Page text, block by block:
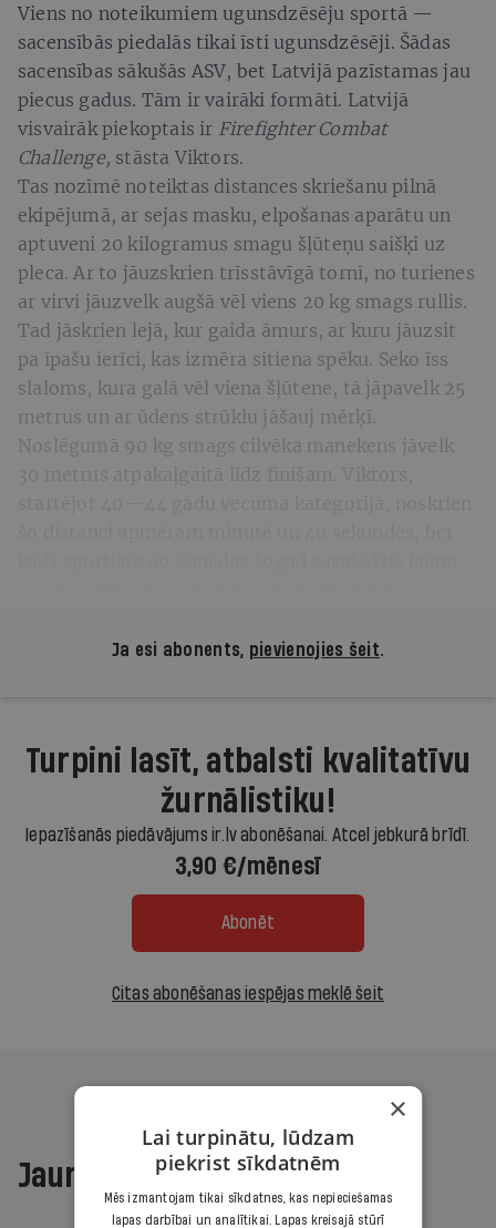
Viens no noteikumiem ugunsdzēsēju sportā —
sacensībās piedalās tikai īsti ugunsdzēsēji. Šādas
sacensības sākušās ASV, bet Latvijā pazīstamas jau
piecus gadus. Tām ir vairāki formāti. Latvijā
visvairāk piekoptais ir Firefighter Combat
Challenge, stāsta Viktors.
Tas nozīmē noteiktas distances skriešanu pilnā
ekipējumā, ar sejas masku, elpošanas aparātu un
aptuveni 20 kilogramus smagu šļūteņu saišķi uz
pleca. Ar to jāuzskrien trīsstāvīgā tornī, no turienes
ar virvi jāuzvelk augšā vēl viens 20 kg smags rullis.
Tad jāskrien lejā, kur gaida āmurs, ar kuru jāuzsit
pa īpašu ierīci, kas izmēra sitiena spēku. Seko īss
slaloms, kura galā vēl viena šļūtene, tā jāpavelk 25
metrus un ar ūdens strūklu jāšauj mērķī.
Noslēgumā 90 kg smags cilvēka manekens jāvelk
30 metrus atpakaļgaitā līdz finišam. Viktors,
Ja esi abonents, pievienojies šeit.
Turpini lasīt, atbalsti kvalitatīvu
žurnālistiku!
Iepazīšanās piedāvājums ir.lv abonēšanai. Atcel jebkurā brīdī.
3,90 €/mēnesī
Abonēt
Citas abonēšanas iespējas meklē šeit
Jaunākajā žurnālā
×
Lai turpinātu, lūdzam
piekrist sīkdatnēm
Mēs izmantojam tikai sīkdatnes, kas nepieciešamas
lapas darbībai un analītikai. Lapas kreisajā stūrī